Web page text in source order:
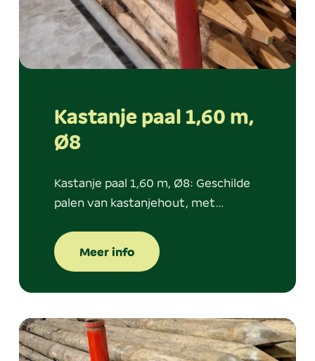
Kastanje paal 1,60 m,
Ø8
Kastanje paal 1,60 m, Ø8: Geschilde
palen van kastanjehout, met…
Meer info